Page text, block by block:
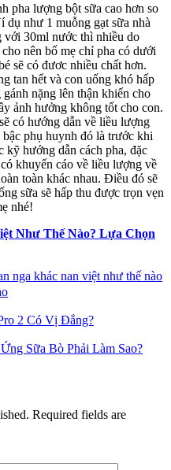
pha lượng bột sữa cao hơn so
như 1 muỗng gạt sữa nhà
với 30ml nước thì nhiều do
nên bố mẹ chỉ pha có dưới
sẽ có đươc nhiều chất hơn.
tan hết và con uống khó hấp
nặng lên thận khiến cho
ảnh hưởng không tốt cho con.
có hướng dẫn về liều lượng
phụ huynh đó là trước khi
kỹ hướng dẫn cách pha, đặc
khuyến cáo về liều lượng về
toàn khác nhau. Điều đó sẽ
sữa sẽ hấp thu được trọn vẹn
nhé!
Như Thế Nào? Lựa Chọn
nga khác nan việt như thế nào
2 Có Vị Đắng?
Sữa Bò Phải Làm Sao?
Required fields are